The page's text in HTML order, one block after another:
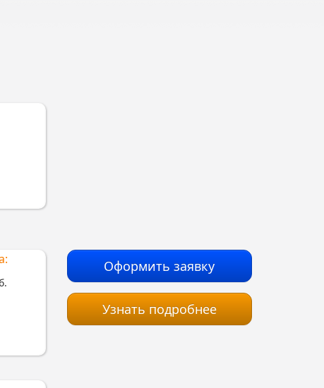
Оформить заявку
Узнать подробнее